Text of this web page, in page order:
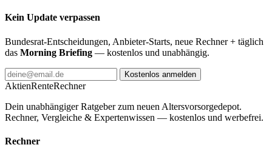
Kein Update verpassen
Bundesrat-Entscheidungen, Anbieter-Starts, neue Rechner + täglich
das Morning Briefing — kostenlos und unabhängig.
Kostenlos anmelden
AktienRenteRechner
Dein unabhängiger Ratgeber zum neuen Altersvorsorgedepot.
Rechner, Vergleiche & Expertenwissen — kostenlos und werbefrei.
Rechner